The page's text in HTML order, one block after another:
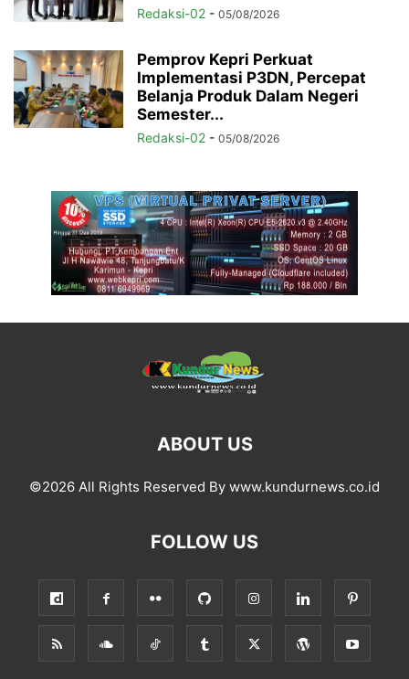
Redaksi-02 - 05/08/2026
Pemprov Kepri Perkuat
Implementasi P3DN, Percepat
Belanja Produk Dalam Negeri
Semester...
Redaksi-02 - 05/08/2026
ABOUT US
©2026 All Rights Reserved By www.kundurnews.co.id
FOLLOW US